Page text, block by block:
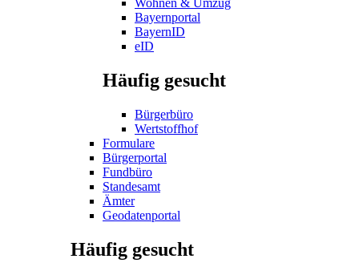
Wohnen & Umzug
Bayernportal
BayernID
eID
Häufig gesucht
Bürgerbüro
Wertstoffhof
Formulare
Bürgerportal
Fundbüro
Standesamt
Ämter
Geodatenportal
Häufig gesucht